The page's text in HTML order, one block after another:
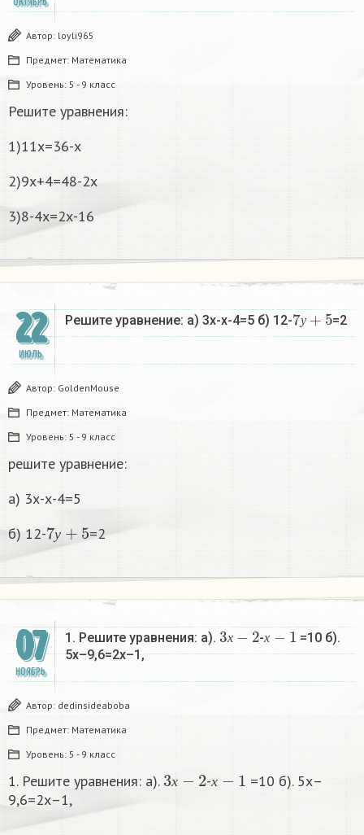
Автор: loyli965
Предмет: Математика
Уровень: 5 - 9 класс
Решите уравнения:
1)11х=36-х
2)9х+4=48-2х
3)8-4х=2х-16
22
ИЮЛЬ
Решите уравнение: а) 3х-х-4=5 б) 12- у
7у+5
=2
Автор: GoldenMouse
Предмет: Математика
Уровень: 5 - 9 класс
решите уравнение:
а) 3х-х-4=5
б) 12-
у
7
=2
07
НОЯБРЬ
1. Решите уравнения: а). х
3 х−2
-х
х−1
=10 б).
5х–9,6=2х–1,
Автор: dedinsideaboba
Предмет: Математика
Уровень: 5 - 9 класс
1. Решите уравнения: а). х
3
-х
=10 б). 5х–
9,6=2х–1,